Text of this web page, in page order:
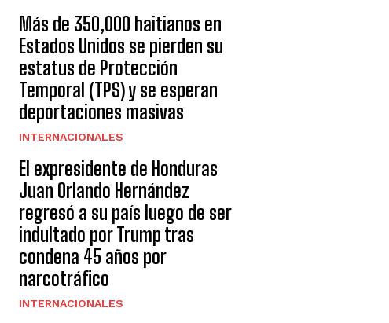
Más de 350,000 haitianos en
Estados Unidos se pierden su
estatus de Protección
Temporal (TPS) y se esperan
deportaciones masivas
INTERNACIONALES
El expresidente de Honduras
Juan Orlando Hernández
regresó a su país luego de ser
indultado por Trump tras
condena 45 años por
narcotráfico
INTERNACIONALES